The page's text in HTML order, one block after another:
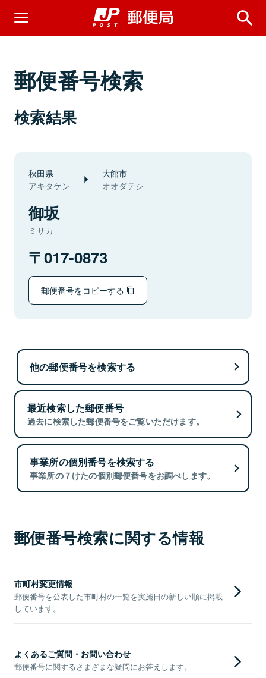
郵便番号検索
検索結果
秋田県
アキタケン
大館市
オオダテシ
御坂
ミサカ
017-0873
郵便番号をコピーする
他の郵便番号を検索する
最近検索した郵便番号
過去に検索した郵便番号をご覧いただけます。
事業所の個別番号を検索する
事業所の７けたの個別郵便番号をお調べします。
郵便番号検索に関する情報
市町村変更情報
郵便番号を公表した市町村の一覧を実施日の新しい順に掲載
しています。
よくあるご質問・お問い合わせ
郵便番号に関するさまざまな疑問にお答えします。